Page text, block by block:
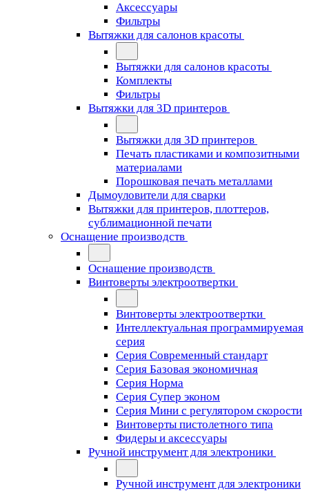
Аксессуары
Фильтры
Вытяжки для салонов красоты
Вытяжки для салонов красоты
Комплекты
Фильтры
Вытяжки для 3D принтеров
Вытяжки для 3D принтеров
Печать пластиками и композитными
материалами
Порошковая печать металлами
Дымоуловители для сварки
Вытяжки для принтеров, плоттеров,
сублимационной печати
Оснащение производств
Оснащение производств
Винтоверты электроотвертки
Винтоверты электроотвертки
Интеллектуальная программируемая
серия
Серия Современный стандарт
Серия Базовая экономичная
Серия Норма
Серия Cупер эконом
Серия Мини с регулятором скорости
Винтоверты пистолетного типа
Фидеры и аксессуары
Ручной инструмент для электроники
Ручной инструмент для электроники